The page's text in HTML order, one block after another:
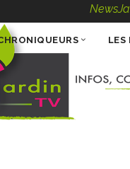
LES